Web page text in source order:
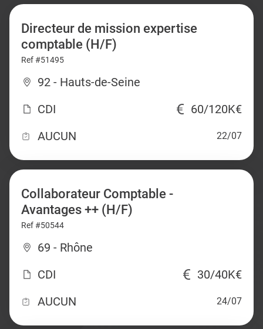
Directeur de mission expertise
comptable (H/F)
Ref #51495
92 - Hauts-de-Seine
CDI
60/120K€
AUCUN
22/07
Collaborateur Comptable -
Avantages ++ (H/F)
Ref #50544
69 - Rhône
CDI
30/40K€
AUCUN
24/07